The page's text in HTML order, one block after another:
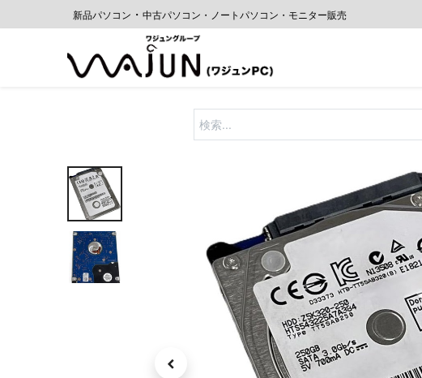
新品パソコン ・ 中古パソコン・ノートパソコン・モニター販売